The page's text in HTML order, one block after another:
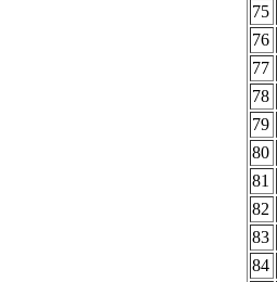
75
76
77
78
79
80
81
82
83
84